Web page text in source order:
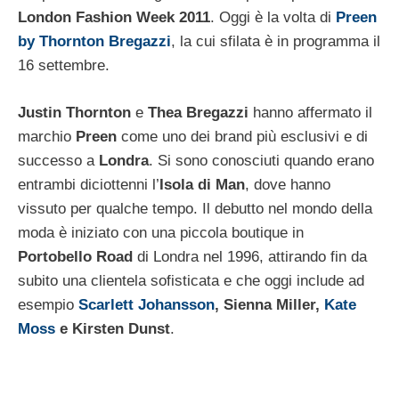
London Fashion Week 2011. Oggi è la volta di Preen
by Thornton Bregazzi, la cui sfilata è in programma il
16 settembre.
Justin Thornton e Thea Bregazzi hanno affermato il
marchio Preen come uno dei brand più esclusivi e di
successo a Londra. Si sono conosciuti quando erano
entrambi diciottenni l’Isola di Man, dove hanno
vissuto per qualche tempo. Il debutto nel mondo della
moda è iniziato con una piccola boutique in
Portobello Road di Londra nel 1996, attirando fin da
subito una clientela sofisticata e che oggi include ad
esempio Scarlett Johansson, Sienna Miller, Kate
Moss e Kirsten Dunst.